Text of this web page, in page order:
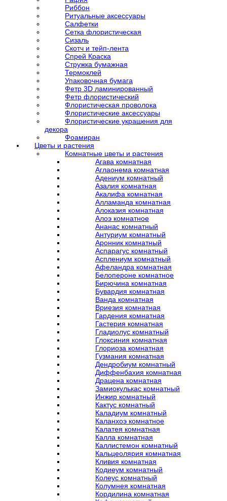
Риббон
Ритуальные аксессуары
Салфетки
Сетка флористическая
Сизаль
Скотч и тейп-лента
Спрей Краска
Стружка бумажная
Термоклей
Упаковочная бумага
Фетр 3D ламинированный
Фетр флористический
Флористическая проволока
Флористические аксессуары
Флористические украшения для
декора
Фоамиран
Цветы и растения
Комнатные цветы и растения
Агава комнатная
Аглаонема комнатная
Адениум комнатный
Азалия комнатная
Акалифа комнатная
Алламанда комнатная
Алоказия комнатная
Алоэ комнатное
Ананас комнатный
Антуриум комнатный
Аронник комнатный
Аспарагус комнатный
Асплениум комнатный
Афеландра комнатная
Белопероне комнатное
Бирючина комнатная
Бувардия комнатная
Ванда комнатная
Вриезия комнатная
Гардения комнатная
Гастерия комнатная
Гладиолус комнатный
Глоксиния комнатная
Глориоза комнатная
Гузмания комнатная
Дендробиум комнатный
Диффенбахия комнатная
Драцена комнатная
Замиокулькас комнатный
Инжир комнатный
Кактус комнатный
Каладиум комнатный
Каланхоэ комнатное
Калатея комнатная
Калла комнатная
Каллистемон комнатный
Кальцеолярия комнатная
Кливия комнатная
Кодиеум комнатный
Колеус комнатный
Колумнея комнатная
Кордилина комнатная